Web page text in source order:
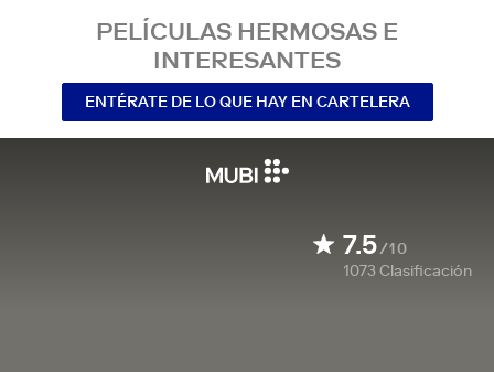
PELÍCULAS HERMOSAS E
INTERESANTES
ENTÉRATE DE LO QUE HAY EN CARTELERA
7.5/10
1073Clasificación